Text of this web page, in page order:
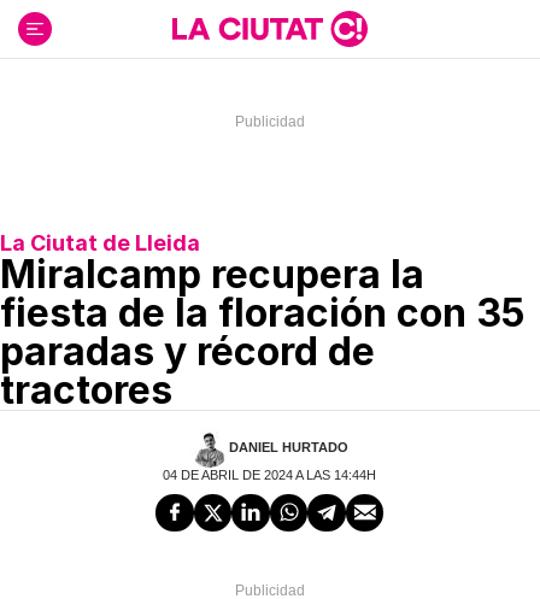
contenido
La Ciutat de Lleida
Miralcamp recupera la
fiesta de la floración con 35
paradas y récord de
tractores
DANIEL HURTADO
04 DE ABRIL DE 2024 A LAS 14:44H